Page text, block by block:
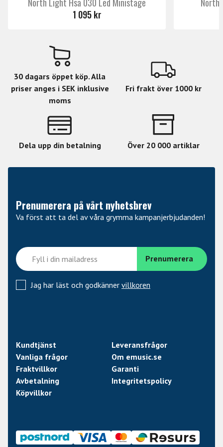
1 095 kr
30 dagars öppet köp. Alla
priser anges i SEK inklusive
moms
Fri frakt över 1000 kr
Dela upp din betalning Över 20 000 artiklar
Prenumerera på vårt nyhetsbrev
Va först att ta del av våra grymma kampanjerbjudanden!
Jag har läst och godkänner villkoren
Kundtjänst
Leveransfrågor
Vanliga frågor
Om emusic.se
Fraktvillkor
Garanti
Avbetalning
Integritetspolicy
Köpvillkor